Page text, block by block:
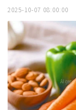
2025-10-07 08:00:00